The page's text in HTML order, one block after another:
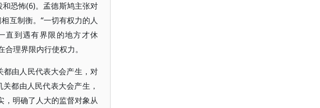
恐怖(6)。孟德斯鸠主张对
互制衡。“一切有权力的人
直到遇有界限的地方才休
理界限内行使权力。
都由人民代表大会产生，对
都由人民代表大会产生，
，明确了人大的监督对象从